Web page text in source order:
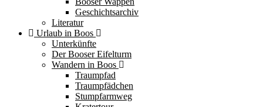
Geschichtsarchiv
Literatur
Urlaub in Boos
Unterkünfte
Der Booser Eifelturm
Wandern in Boos
Traumpfad
Traumpfädchen
Stumpfarmweg